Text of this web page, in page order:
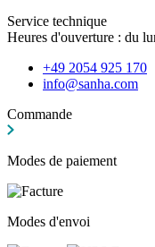
Service technique
Heures d'ouverture : du
+49 2054 925 170
info@sanha.com
Commande
Modes de paiement
Modes d'envoi